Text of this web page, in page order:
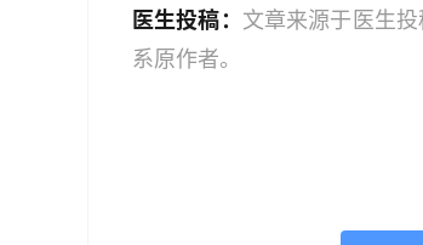
策时，应咨询合格的医疗专
或任何相关第三方不承担任
医生投稿： 文章来源于医生
系原作者。